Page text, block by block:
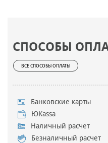
СПОСОБЫ
ВСЕ СПОСОБЫ ОПЛАТЫ
Банковские карты
ЮKassa
Наличный расчет
Безналичный расчет